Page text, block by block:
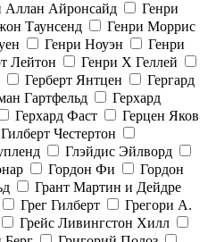
Аллан Айронсайд
Генри
Таунсенд
Генри Моррис
Генри Ноуэн
Генри
Лейтон
Генри Х Геллей
Герберт Янтцен
Гергард
Гартфельд
Герхард
Герхард Фаст
Герцен Яков
Гилберт Честертон
Глэйдис Эйлворд
Гордон Фи
Гордон
Грант Мартин и Дейдре
Грег Гилберт
Грегори А.
Грейс Ливингстон Хилл